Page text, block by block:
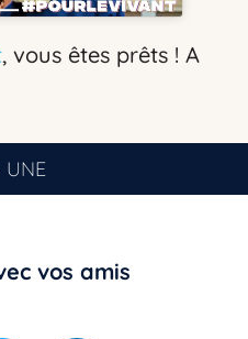
, vous êtes prêts ! A
UNE
vos amis